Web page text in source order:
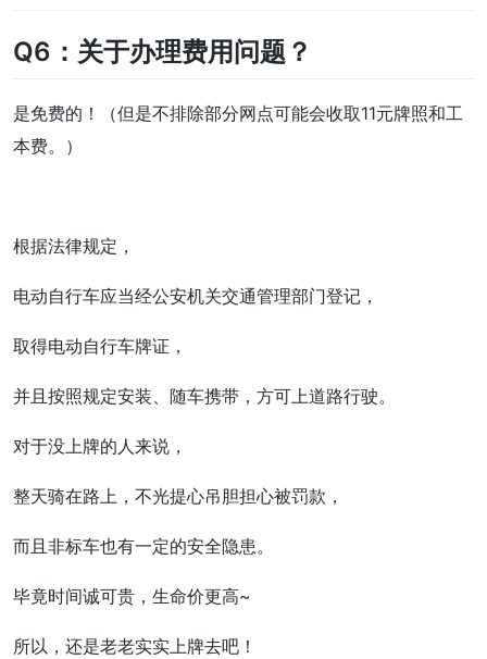
Q6：关于办理费用问题？
是免费的！（但是不排除部分网点可能会收取11元牌照和工
本费。）
根据法律规定，
电动自行车应当经公安机关交通管理部门登记，
取得电动自行车牌证，
并且按照规定安装、随车携带，方可上道路行驶。
对于没上牌的人来说，
整天骑在路上，不光提心吊胆担心被罚款，
而且非标车也有一定的安全隐患。
毕竟时间诚可贵，生命价更高~
所以，还是老老实实上牌去吧！